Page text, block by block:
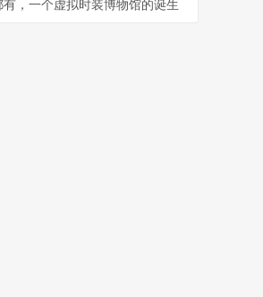
，一个虚拟时装博物馆的诞生